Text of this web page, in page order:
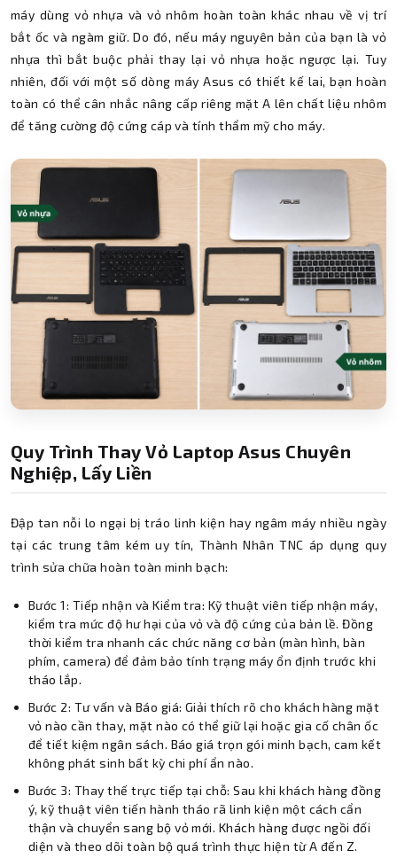
máy dùng vỏ nhựa và vỏ nhôm hoàn toàn khác nhau về vị trí
bắt ốc và ngàm giữ. Do đó, nếu máy nguyên bản của bạn là vỏ
nhựa thì bắt buộc phải thay lại vỏ nhựa hoặc ngược lại. Tuy
nhiên, đối với một số dòng máy Asus có thiết kế lai, bạn hoàn
toàn có thể cân nhắc nâng cấp riêng mặt A lên chất liệu nhôm
để tăng cường độ cứng cáp và tính thẩm mỹ cho máy.
Quy Trình Thay Vỏ Laptop Asus Chuyên
Nghiệp, Lấy Liền
Đập tan nỗi lo ngại bị tráo linh kiện hay ngâm máy nhiều ngày
tại các trung tâm kém uy tín, Thành Nhân TNC áp dụng quy
trình sửa chữa hoàn toàn minh bạch:
Bước 1: Tiếp nhận và Kiểm tra: Kỹ thuật viên tiếp nhận máy,
kiểm tra mức độ hư hại của vỏ và độ cứng của bản lề. Đồng
thời kiểm tra nhanh các chức năng cơ bản (màn hình, bàn
phím, camera) để đảm bảo tính trạng máy ổn định trước khi
tháo lắp.
Bước 2: Tư vấn và Báo giá: Giải thích rõ cho khách hàng mặt
vỏ nào cần thay, mặt nào có thể giữ lại hoặc gia cố chân ốc
để tiết kiệm ngân sách. Báo giá trọn gói minh bạch, cam kết
không phát sinh bất kỳ chi phí ẩn nào.
Bước 3: Thay thế trực tiếp tại chỗ: Sau khi khách hàng đồng
ý, kỹ thuật viên tiến hành tháo rã linh kiện một cách cẩn
thận và chuyển sang bộ vỏ mới. Khách hàng được ngồi đối
diện và theo dõi toàn bộ quá trình thực hiện từ A đến Z.